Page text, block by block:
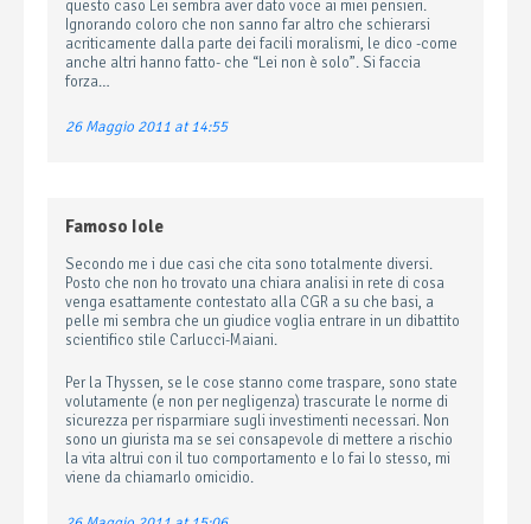
questo caso Lei sembra aver dato voce ai miei pensieri.
Ignorando coloro che non sanno far altro che schierarsi
acriticamente dalla parte dei facili moralismi, le dico -come
anche altri hanno fatto- che “Lei non è solo”. Si faccia
forza…
26 Maggio 2011 at 14:55
Famoso Iole
Secondo me i due casi che cita sono totalmente diversi.
Posto che non ho trovato una chiara analisi in rete di cosa
venga esattamente contestato alla CGR a su che basi, a
pelle mi sembra che un giudice voglia entrare in un dibattito
scientifico stile Carlucci-Maiani.
Per la Thyssen, se le cose stanno come traspare, sono state
volutamente (e non per negligenza) trascurate le norme di
sicurezza per risparmiare sugli investimenti necessari. Non
sono un giurista ma se sei consapevole di mettere a rischio
la vita altrui con il tuo comportamento e lo fai lo stesso, mi
viene da chiamarlo omicidio.